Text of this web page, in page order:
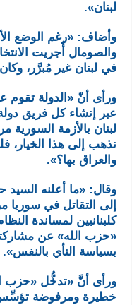
لبنان».
وأضاف: «رغم الوضع
والصومال أُجريت
في لبنان غير مُبرَّر،
ورأى أنّ «الدولة تقوم
عبر إنشاء كل فريق
لبنان بالأزمة
نذهب إلى هذا الخيار،
والعراق بها؟».
وقال: «ما أعلنه
إلى التقاتل في
كلبنانيين لمساندة
«حزب الله» عن
بسياسة النأي بالنفس».
ورأى أنَّ «تدخُّل «حزب
خطيرة ومرفوضة تؤسِّس